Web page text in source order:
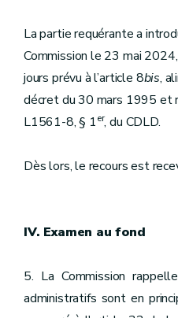
La partie requérante a
Commission le 23 mai
jours prévu à l’article 8bis,
décret du 30 mars 1995 et
L1561-8, § 1er, du CDLD.
Dès lors, le recours est
IV. Examen au fond
5. La Commission
administratifs sont en